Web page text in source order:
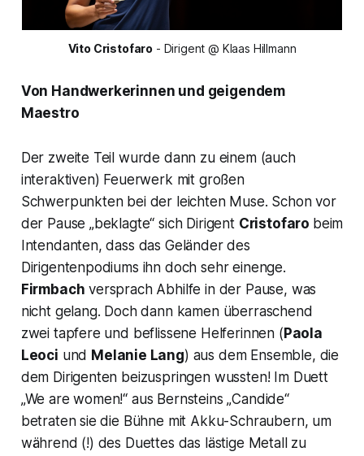
Vito Cristofaro - Dirigent @ Klaas Hillmann
Von Handwerkerinnen und geigendem
Maestro
Der zweite Teil wurde dann zu einem (auch
interaktiven) Feuerwerk mit großen
Schwerpunkten bei der leichten Muse. Schon vor
der Pause „beklagte“ sich Dirigent Cristofaro beim
Intendanten, dass das Geländer des
Dirigentenpodiums ihn doch sehr einenge.
Firmbach versprach Abhilfe in der Pause, was
nicht gelang. Doch dann kamen überraschend
zwei tapfere und beflissene Helferinnen ( Paola
Leoci und Melanie Lang) aus dem Ensemble, die
dem Dirigenten beizuspringen wussten! Im Duett
„We are women!“ aus Bernsteins„Candide“
betraten sie die Bühne mit Akku-Schraubern, um
während (!) des Duettes das lästige Metall zu